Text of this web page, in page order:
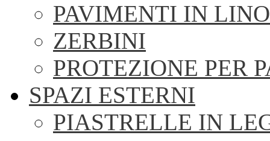
PAVIMENTI IN
ZERBINI
PROTEZIONE PER
SPAZI ESTERNI
PIASTRELLE IN